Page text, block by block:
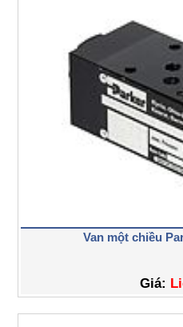
Van một chiều
Giá: